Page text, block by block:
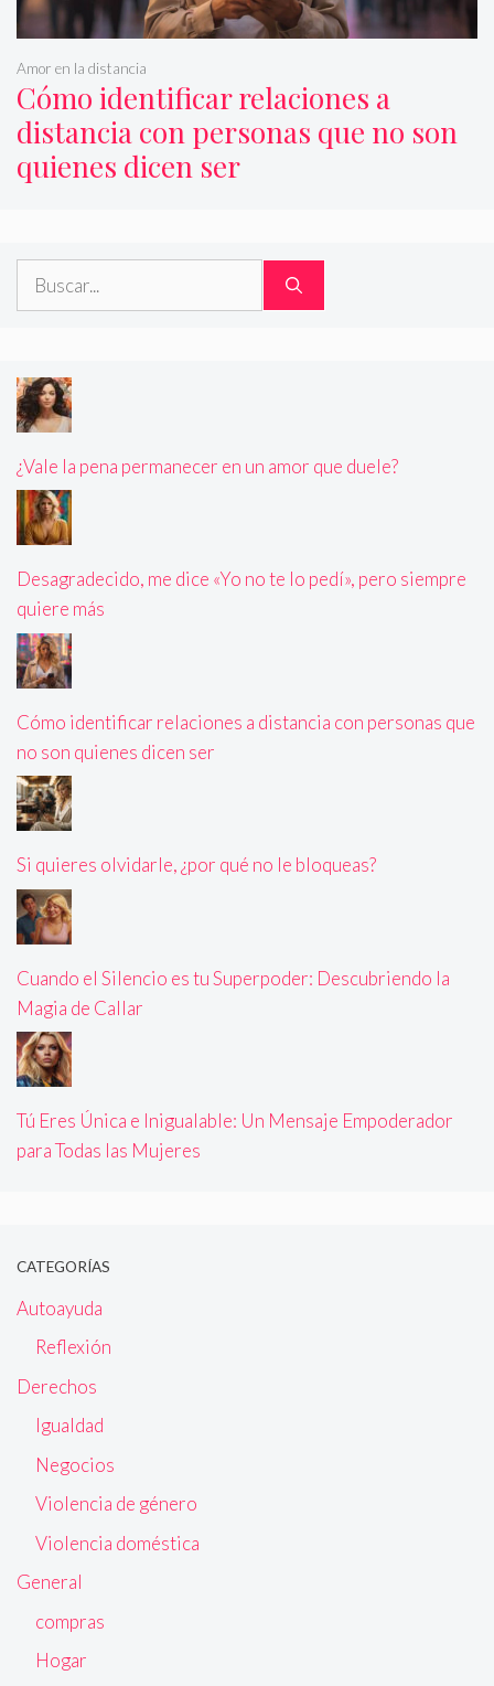
Cómo identificar relaciones a
distancia con personas que no son
quienes dicen ser
Amor en la distancia
Buscar:
¿Vale la pena permanecer en un amor que duele?
Desagradecido, me dice «Yo no te lo pedí», pero siempre
quiere más
Cómo identificar relaciones a distancia con personas que
no son quienes dicen ser
Si quieres olvidarle, ¿por qué no le bloqueas?
Cuando el Silencio es tu Superpoder: Descubriendo la
Magia de Callar
Tú Eres Única e Inigualable: Un Mensaje Empoderador
para Todas las Mujeres
CATEGORÍAS
Autoayuda
Reflexión
Derechos
Igualdad
Negocios
Violencia de género
Violencia doméstica
General
compras
Hogar